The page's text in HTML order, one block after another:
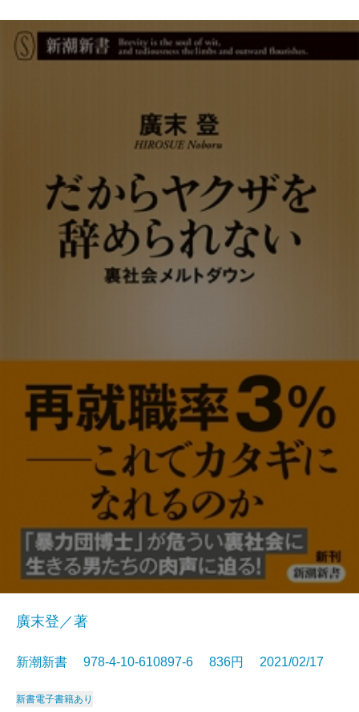
廣末登／著
新潮新書 978-4-10-610897-6 836円 2021/02/17
新書電子書籍あり